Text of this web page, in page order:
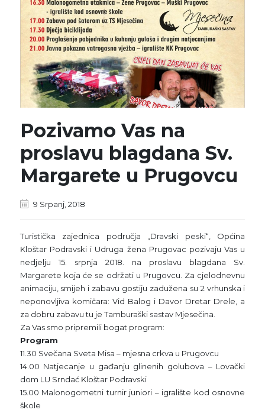
Pozivamo Vas na
proslavu blagdana Sv.
Margarete u Prugovcu
9 Srpanj, 2018
Turistička zajednica područja „Dravski peski“, Općina
Kloštar Podravski i Udruga žena Prugovac pozivaju Vas u
nedjelju 15. srpnja 2018. na proslavu blagdana Sv.
Margarete koja će se održati u Prugovcu. Za cjelodnevnu
animaciju, smijeh i zabavu gostiju zadužena su 2 vrhunska i
neponovljiva komičara: Vid Balog i Davor Dretar Drele, a
za dobru zabavu tu je Tamburaški sastav Mjesečina.
Za Vas smo pripremili bogat program:
Program
11.30 Svečana Sveta Misa – mjesna crkva u Prugovcu
14.00 Natjecanje u gađanju glinenih golubova – Lovački
dom LU Srndać Kloštar Podravski
15.00 Malonogometni turnir juniori – igralište kod osnovne
škole